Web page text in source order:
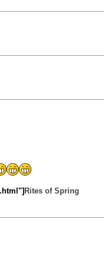
Rites of Spring